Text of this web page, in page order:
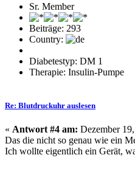
Sr. Member
Beiträge: 293
Country:
Diabetestyp: DM 1
Therapie: Insulin-Pumpe
Re: Blutdruckuhr auslesen
« Antwort #4 am: Dezember
Das die nicht so genau wie ein
Ich wollte eigentlich ein Gerät,